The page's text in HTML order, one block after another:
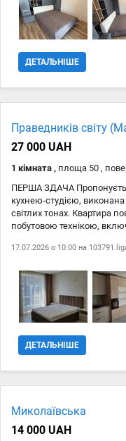
територія, охорона,
показ — телефонуйте.
ДЕТАЛЬНІШЕ
Праведників світу
27 000 UAH
1 кімната , площа 50 ,
ПЕРША ЗДАЧА
кухнею-студією,
світлих тонах. Квартира
побутовою технікою,
Витяжка Простора кухня-
обідній стіл та стільці,
ліжко. Поруч з будинком
громадського
проспект Космонавтів та
17.07.2026 о 10:00 на
ДЕТАЛЬНІШЕ
Миколаївська
14 000 UAH